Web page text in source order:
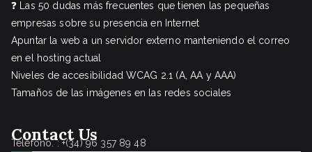
❓ Las 50 dudas más frecuentes que tienen las pequeñas
empresas sobre su presencia en Internet
Apuntar la web a un servidor externo manteniendo el correo
en el hosting actual
Niveles de accesibilidad WCAG 2.1 (A, AA y AAA)
Tamaños de las imágenes en las redes sociales
Contact Us
Teléfono. : +(34) 96 357 89 48